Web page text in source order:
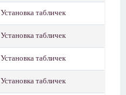
Установка табличек
Установка табличек
Установка табличек
Установка табличек